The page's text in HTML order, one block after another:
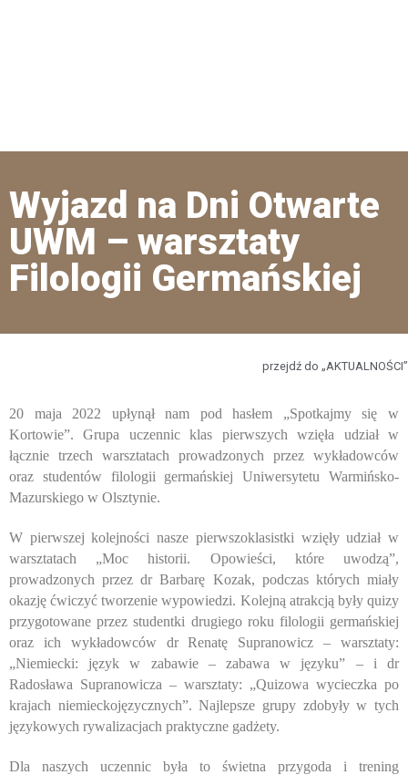
Wyjazd na Dni Otwarte
UWM – warsztaty
Filologii Germańskiej
przejdź do „AKTUALNOŚCI”
20 maja 2022 upłynął nam pod hasłem „Spotkajmy się w
Kortowie”. Grupa uczennic klas pierwszych wzięła udział w
łącznie trzech warsztatach prowadzonych przez wykładowców
oraz studentów filologii germańskiej Uniwersytetu Warmińsko-
Mazurskiego w Olsztynie.
W pierwszej kolejności nasze pierwszoklasistki wzięły udział w
warsztatach „Moc historii. Opowieści, które uwodzą”,
prowadzonych przez dr Barbarę Kozak, podczas których miały
okazję ćwiczyć tworzenie wypowiedzi. Kolejną atrakcją były quizy
przygotowane przez studentki drugiego roku filologii germańskiej
oraz ich wykładowców dr Renatę Supranowicz – warsztaty:
„Niemiecki: język w zabawie – zabawa w języku” – i dr
Radosława Supranowicza – warsztaty: „Quizowa wycieczka po
krajach niemieckojęzycznych”. Najlepsze grupy zdobyły w tych
językowych rywalizacjach praktyczne gadżety.
Dla naszych uczennic była to świetna przygoda i trening